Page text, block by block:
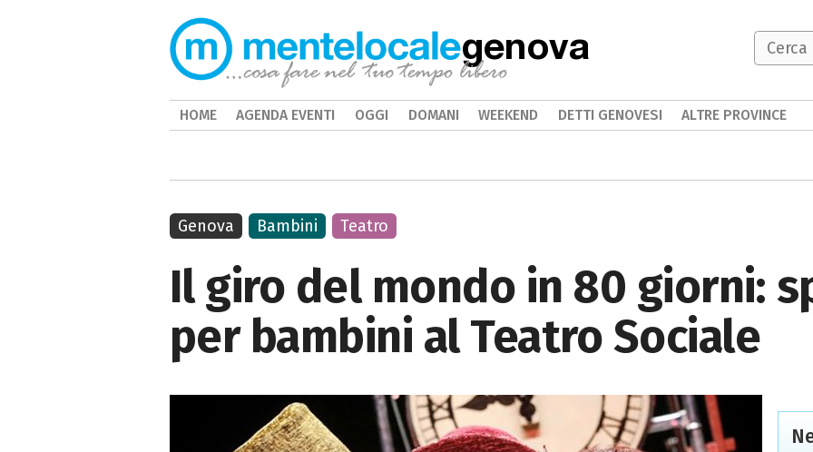
Il giro del mondo in 80 giorni:
per bambini al Teatro Sociale
Genova Bambini Teatro
genova
HOME AGENDA EVENTI OGGI DOMANI WEEKEND DETTI GENOVESI ALTRE PROVINCE